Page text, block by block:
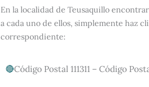
En la localidad de Teusaquillo
a cada uno de ellos, simplemente haz
correspondiente:
Código Postal 111311 – Código